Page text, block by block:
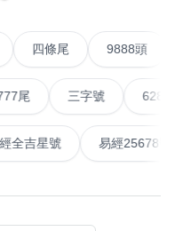
6字頭
無4字
號 四條尾 9888
三字號 6288頭
易經全吉星號 易